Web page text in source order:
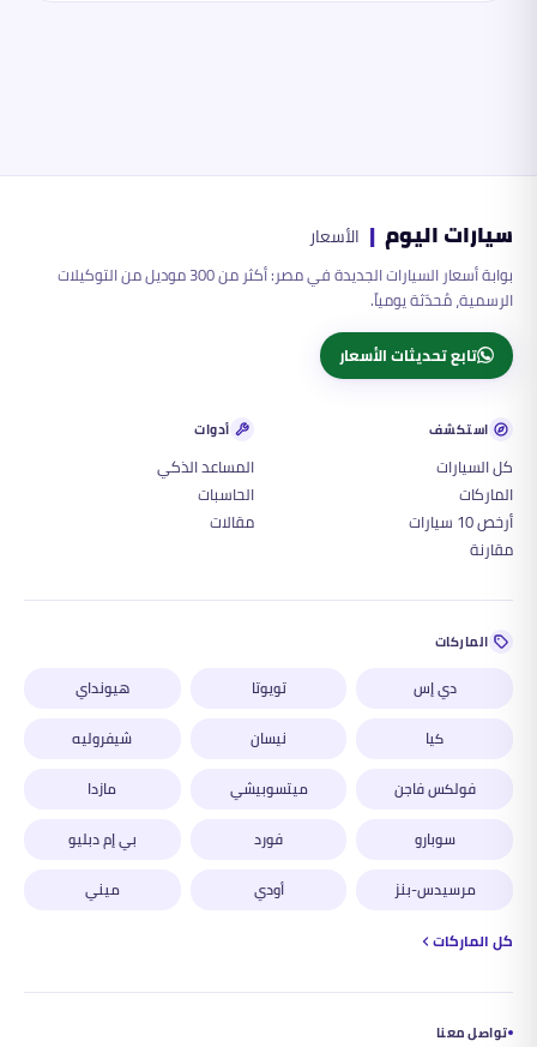
سيارات اليوم | الأسعار
بوابة أسعار السيارات الجديدة في مصر: أكثر من 300 موديل من التوكيلات
الرسمية، مُحدّثة يومياً.
تابع تحديثات الأسعار
استكشف
كل السيارات
الماركات
أرخص 10 سيارات
مقارنة
أدوات
المساعد الذكي
الحاسبات
مقالات
الماركات
دي إس تويوتا
هيونداي
كيا
نيسان
شيفروليه
فولكس فاجن
ميتسوبيشي
مازدا
سوبارو
فورد
بي إم دبليو
مرسيدس-بنز
أودي
ميني
كل الماركات
تواصل معنا